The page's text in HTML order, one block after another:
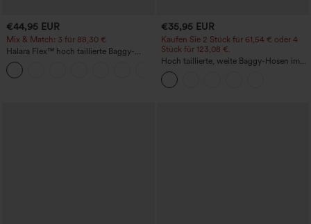
€44,95 EUR
Mix & Match: 3 für 88,30 €
Halara Flex™ hoch taillierte Baggy-
Jeans mit Taschen, weitem Bein,
stonewashed, lässig
€35,95 EUR
Kaufen Sie 2 Stück für 61,54 € oder 4
Stück für 123,08 €.
Hoch taillierte, weite Baggy-Hosen im
Casual-Stil mit Taschen